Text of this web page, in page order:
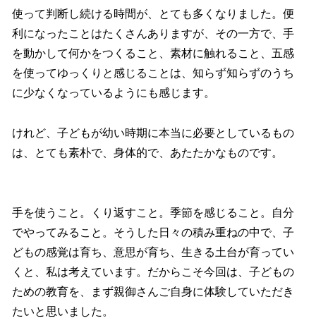
使って判断し続ける時間が、とても多くなりました。便
利になったことはたくさんありますが、その一方で、手
を動かして何かをつくること、素材に触れること、五感
を使ってゆっくりと感じることは、知らず知らずのうち
に少なくなっているようにも感じます。
けれど、子どもが幼い時期に本当に必要としているもの
は、とても素朴で、身体的で、あたたかなものです。
手を使うこと。くり返すこと。季節を感じること。自分
でやってみること。そうした日々の積み重ねの中で、子
どもの感覚は育ち、意思が育ち、生きる土台が育ってい
くと、私は考えています。だからこそ今回は、子どもの
ための教育を、まず親御さんご自身に体験していただき
たいと思いました。